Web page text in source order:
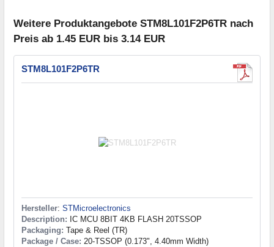
Weitere Produktangebote STM8L101F2P6TR nach
Preis ab 1.45 EUR bis 3.14 EUR
STM8L101F2P6TR
Hersteller: STMicroelectronics
Description: IC MCU 8BIT 4KB FLASH 20TSSOP
Packaging: Tape & Reel (TR)
Package / Case: 20-TSSOP (0.173", 4.40mm Width)